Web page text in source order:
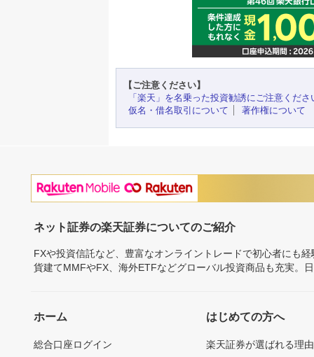
【ご注意ください】
「楽天」を名乗った投資勧誘にご注意くださ
仮名・借名取引について
著作権について
ネット証券の楽天証券についてのご紹介
FXや投資信託など、豊富なオンライントレードで初心者にも
貨建てMMFやFX、海外ETFなどグローバル投資商品も充実。
ホーム
総合口座ログイン
はじめての方へ
楽天証券が選ばれる理由